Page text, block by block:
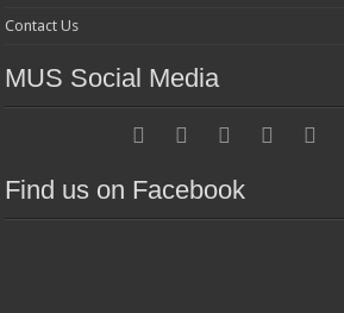
Contact Us
MUS Social Media
Find us on Facebook